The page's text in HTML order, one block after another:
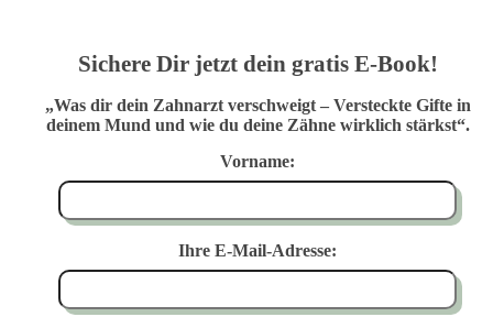
Sichere Dir jetzt dein gratis E-Book!
„Was dir dein Zahnarzt verschweigt – Versteckte Gifte in
deinem Mund und wie du deine Zähne wirklich stärkst“.
Vorname:
Ihre E-Mail-Adresse: